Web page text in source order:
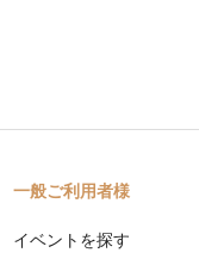
一般ご利用者様
イベントを探す